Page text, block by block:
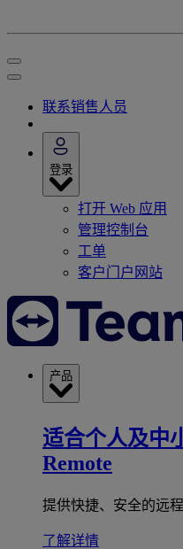
联系销售人员
登录
打开 Web 应用
管理控制台
工单
客户门户网站
产品
适合个人及中
Remote
提供快捷、安全的远
了解详情